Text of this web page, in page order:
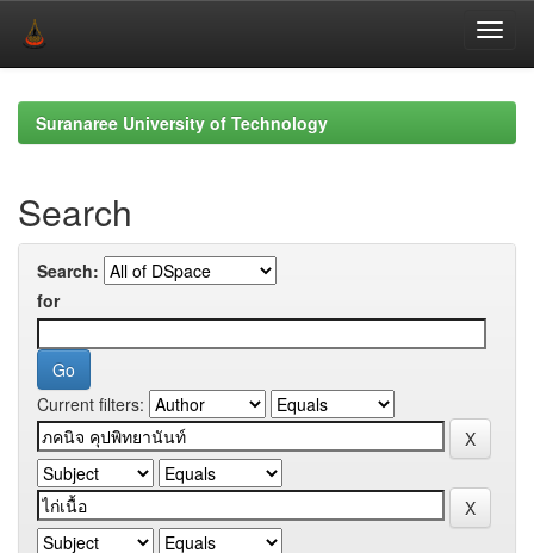
navigationSuranaree University of Technology
Search
Search:
for
Current filters: